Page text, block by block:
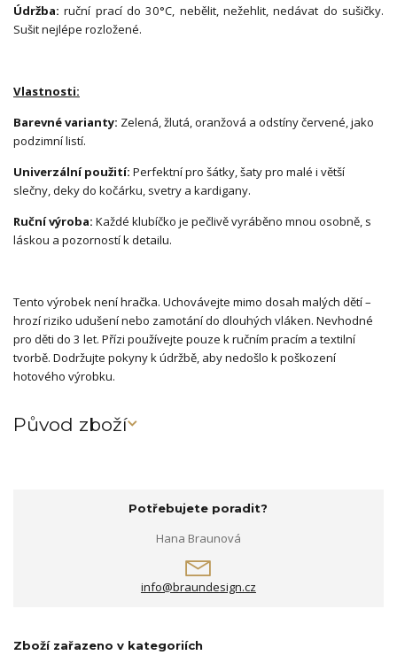
Údržba: ruční prací do 30°C, nebělit, nežehlit, nedávat do sušičky.
Sušit nejlépe rozložené.
Vlastnosti:
Barevné varianty: Zelená, žlutá, oranžová a odstíny červené, jako
podzimní listí.
Univerzální použití: Perfektní pro šátky, šaty pro malé i větší
slečny, deky do kočárku, svetry a kardigany.
Ruční výroba: Každé klubíčko je pečlivě vyráběno mnou osobně, s
láskou a pozorností k detailu.
Tento výrobek není hračka. Uchovávejte mimo dosah malých dětí –
hrozí riziko udušení nebo zamotání do dlouhých vláken. Nevhodné
pro děti do 3 let. Přízi používejte pouze k ručním pracím a textilní
tvorbě. Dodržujte pokyny k údržbě, aby nedošlo k poškození
hotového výrobku.
Původ zboží
Potřebujete poradit?
Hana Braunová
info@braundesign.cz
Zboží zařazeno v kategoriích